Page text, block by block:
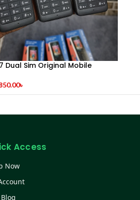
Dual Sim Original Mobile
৳
Access
Now